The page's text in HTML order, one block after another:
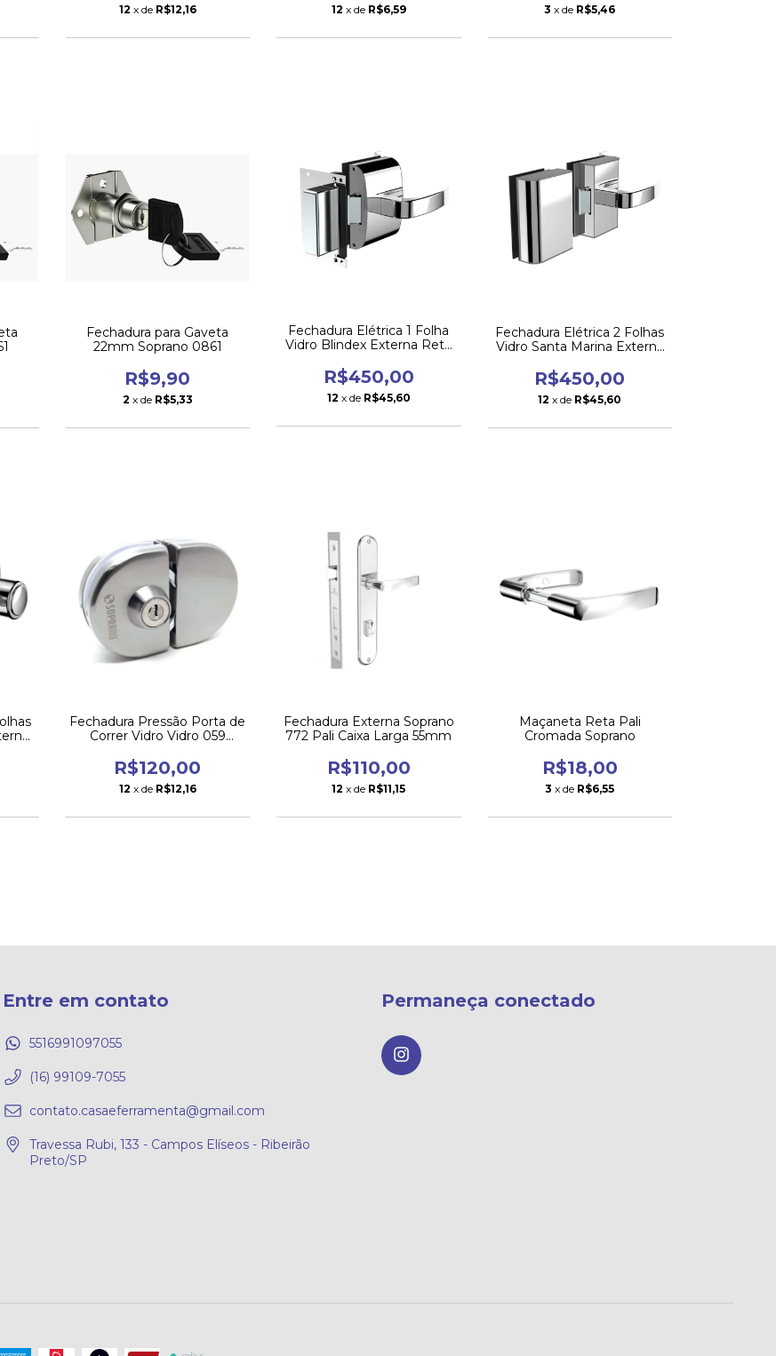
12 x de R$12,16 12 x de R$6,59 3 x de R$5,46
Fechadura para Gaveta
22mm Soprano 0861
R$9,90
2 x de R$5,33
Fechadura Elétrica 1 Folha
Vidro Blindex Externa Reta
R$450,00
12 x de R$45,60
Fechadura Elétrica 2 Folhas
Vidro Santa Marina Externa
R$450,00
12 x de R$45,60
Fechadura Pressão Porta de
Correr Vidro Vidro 059
R$120,00
12 x de R$12,16
Fechadura Externa Soprano
772 Pali Caixa Larga 55mm
R$110,00
12 x de R$11,15
Maçaneta Reta Pali
Cromada Soprano
R$18,00
3 x de R$6,55
Entre em contato
5516991097055
(16) 99109-7055
contato.casaeferramenta@gmail.com
Travessa Rubi, 133 - Campos Elíseos - Ribeirão
Preto/SP
Permaneça conectado